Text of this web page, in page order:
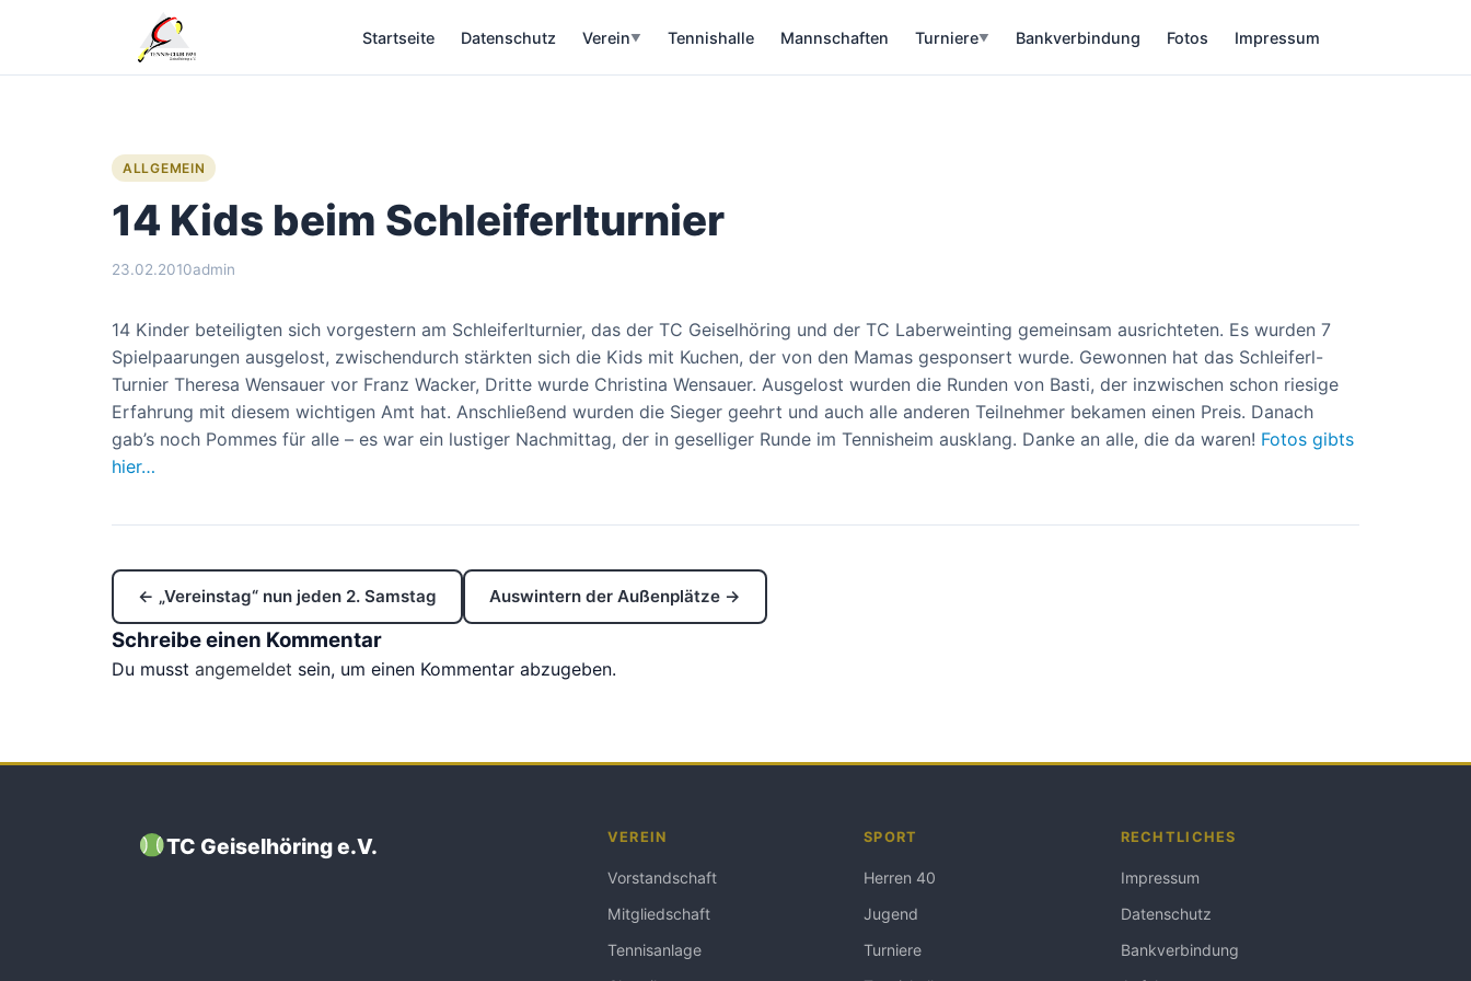
Startseite Datenschutz Verein▼ Tennishalle Mannschaften Turniere▼ Bankverbindung Fotos Impressum
ALLGEMEIN
14 Kids beim Schleiferlturnier
23.02.2010admin
14 Kinder beteiligten sich vorgestern am Schleiferlturnier, das der TC Geiselhöring und der TC Laberweinting gemeinsam ausrichteten. Es wurden 7
Spielpaarungen ausgelost, zwischendurch stärkten sich die Kids mit Kuchen, der von den Mamas gesponsert wurde. Gewonnen hat das Schleiferl-
Turnier Theresa Wensauer vor Franz Wacker, Dritte wurde Christina Wensauer. Ausgelost wurden die Runden von Basti, der inzwischen schon riesige
Erfahrung mit diesem wichtigen Amt hat. Anschließend wurden die Sieger geehrt und auch alle anderen Teilnehmer bekamen einen Preis. Danach
gab’s noch Pommes für alle – es war ein lustiger Nachmittag, der in geselliger Runde im Tennisheim ausklang. Danke an alle, die da waren! Fotos gibts
hier…
← „Vereinstag“ nun jeden 2. Samstag Auswintern der Außenplätze →
Schreibe einen Kommentar
Du musst angemeldet sein, um einen Kommentar abzugeben.
TC Geiselhöring e.V. VEREIN
Vorstandschaft
Mitgliedschaft
Tennisanlage
SPORT
Herren 40
Jugend
Turniere
RECHTLICHES
Impressum
Datenschutz
Bankverbindung